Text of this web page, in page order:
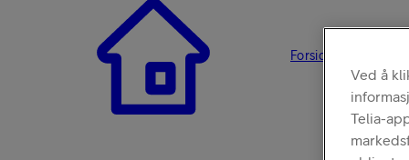
Nettbutikk
Forsiden
Ved å
Telia-